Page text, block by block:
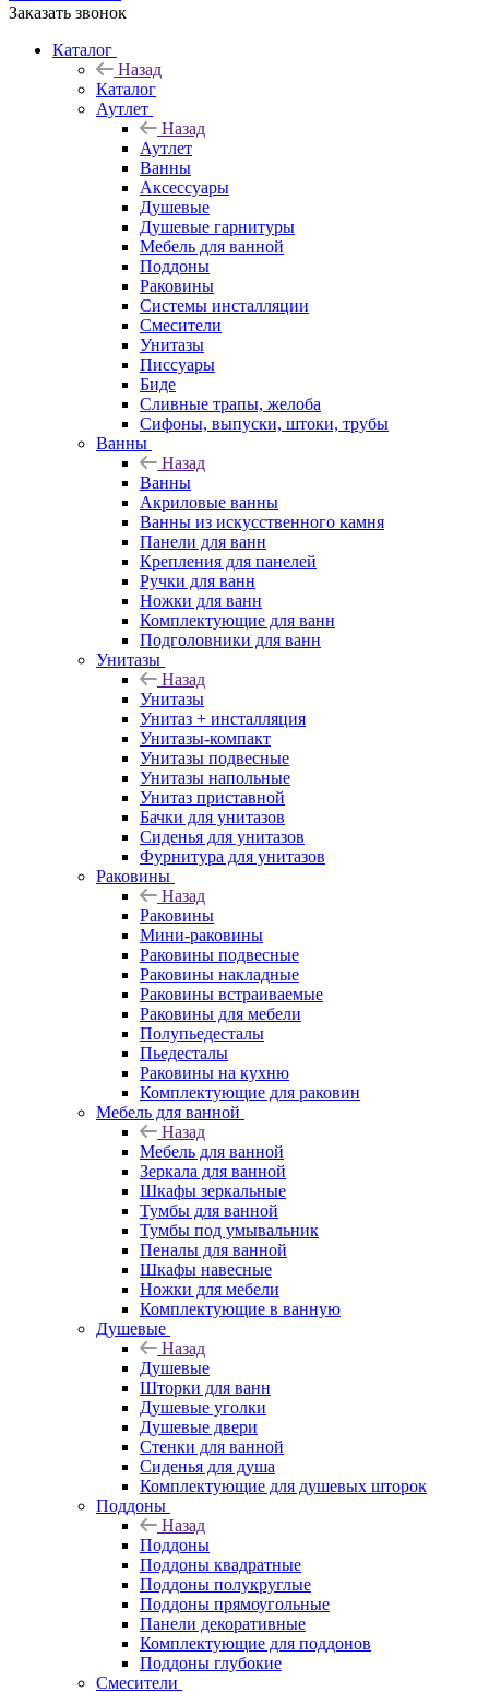
Заказать звонок
Каталог
Назад
Каталог
Аутлет
Назад
Аутлет
Ванны
Аксессуары
Душевые
Душевые гарнитуры
Мебель для ванной
Поддоны
Раковины
Системы инсталляции
Смесители
Унитазы
Писсуары
Биде
Сливные трапы, желоба
Сифоны, выпуски, штоки, трубы
Ванны
Назад
Ванны
Акриловые ванны
Ванны из искусственного камня
Панели для ванн
Крепления для панелей
Ручки для ванн
Ножки для ванн
Комплектующие для ванн
Подголовники для ванн
Унитазы
Назад
Унитазы
Унитаз + инсталляция
Унитазы-компакт
Унитазы подвесные
Унитазы напольные
Унитаз приставной
Бачки для унитазов
Сиденья для унитазов
Фурнитура для унитазов
Раковины
Назад
Раковины
Мини-раковины
Раковины подвесные
Раковины накладные
Раковины встраиваемые
Раковины для мебели
Полупьедесталы
Пьедесталы
Раковины на кухню
Комплектующие для раковин
Мебель для ванной
Назад
Мебель для ванной
Зеркала для ванной
Шкафы зеркальные
Тумбы для ванной
Тумбы под умывальник
Пеналы для ванной
Шкафы навесные
Ножки для мебели
Комплектующие в ванную
Душевые
Назад
Душевые
Шторки для ванн
Душевые уголки
Душевые двери
Стенки для ванной
Сиденья для душа
Комплектующие для душевых шторок
Поддоны
Назад
Поддоны
Поддоны квадратные
Поддоны полукруглые
Поддоны прямоугольные
Панели декоративные
Комплектующие для поддонов
Поддоны глубокие
Смесители